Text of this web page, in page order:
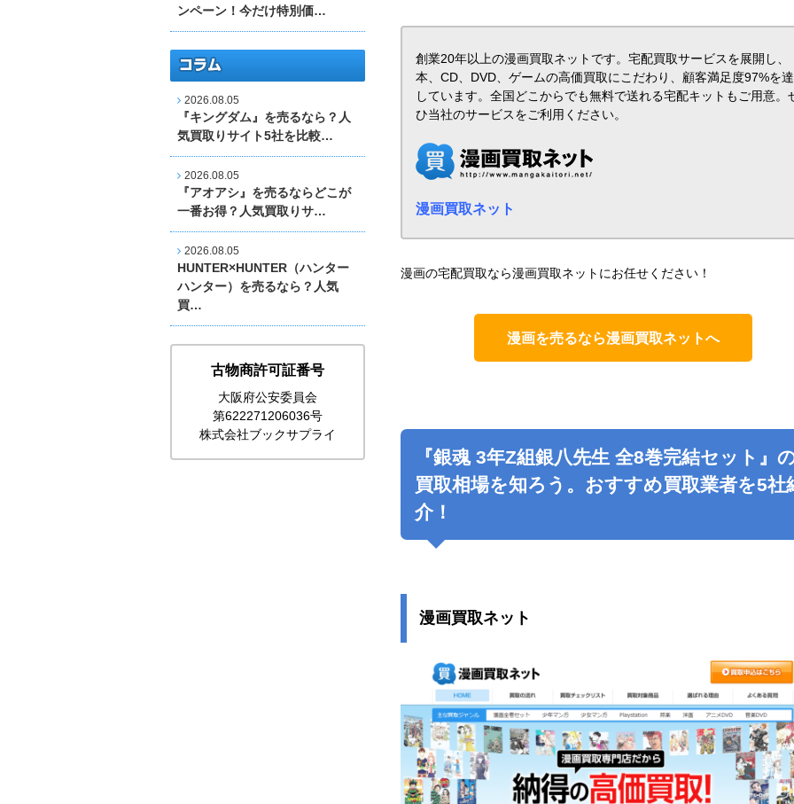
創業20年以上の漫画買取ネットです。宅配買取サービスを展開し、
本、CD、DVD、ゲームの高価買取にこだわり、顧客満足度97%を
しています。全国どこからでも無料で送れる宅配キットもご用意。
ひ当社のサービスをご利用ください。
漫画買取ネット
漫画の宅配買取なら漫画買取ネットにお任せください！
漫画を売るなら漫画買取ネットへ
『銀魂 3年Z組銀八先生 全8巻完結セット』
買取相場を知ろう。おすすめ買取業者を5社
介！
漫画買取ネット
ンペーン！今だけ特別価…
2026.08.05
『キングダム』を売るなら？人
気買取りサイト5社を比較…
2026.08.05
『アオアシ』を売るならどこが
一番お得？人気買取りサ…
2026.08.05
HUNTER×HUNTER（ハンター
ハンター）を売るなら？人気
買…
古物商許可証番号
大阪府公安委員会
第622271206036号
株式会社ブックサプライ